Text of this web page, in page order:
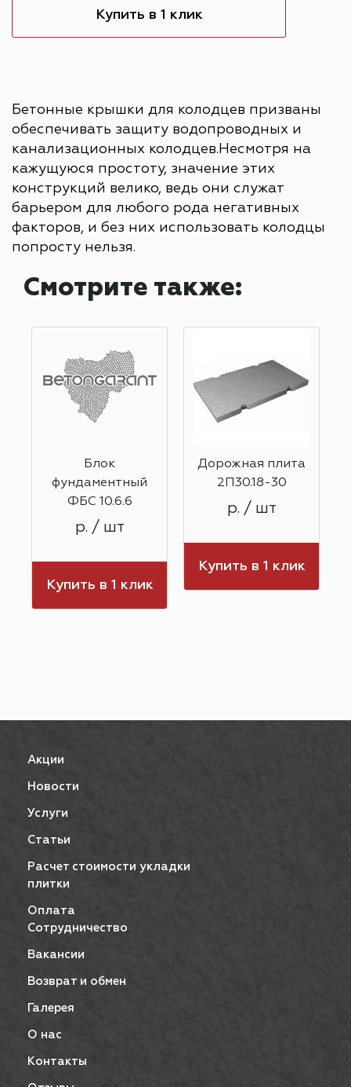
Купить в 1 клик
Бетонные крышки для колодцев призваны
обеспечивать защиту водопроводных и
канализационных колодцев.Несмотря на
кажущуюся простоту, значение этих
конструкций велико, ведь они служат
барьером для любого рода негативных
факторов, и без них использовать колодцы
попросту нельзя.
Смотрите также:
Блок
фундаментный
ФБС 10.6.6
р. / шт
Купить в 1 клик
Дорожная плита
2П30.18-30
р. / шт
Купить в 1 клик
Акции
Новости
Услуги
Статьи
Расчет стоимости укладки
плитки
Оплата
Сотрудничество
Вакансии
Возврат и обмен
Галерея
О нас
Контакты